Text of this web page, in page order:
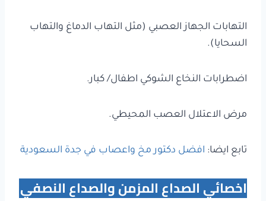
التهابات الجهاز العصبي (مثل التهاب الدماغ والتهاب
السحايا).
اضطرابات النخاع الشوكي اطفال/ كبار.
مرض الاعتلال العصب المحيطي.
تابع ايضا: افضل دكتور مخ واعصاب في جدة السعودية
اخصائي الصداع المزمن والصداع النصفي